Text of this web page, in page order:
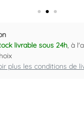
livrable sous 24h, à
plus les conditions de